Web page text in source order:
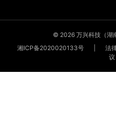
© 2026 万兴科技（湖
湘ICP备2020020133号
法
议